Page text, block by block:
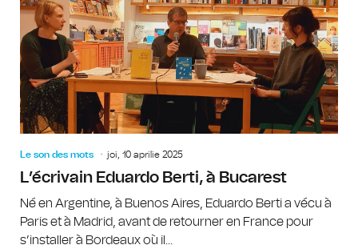
Le son des mots joi, 10 aprilie 2025
L’écrivain Eduardo Berti, à Bucarest
Né en Argentine, à Buenos Aires, Eduardo Berti a vécu à
Paris et à Madrid, avant de retourner en France pour
s’installer à Bordeaux où il...